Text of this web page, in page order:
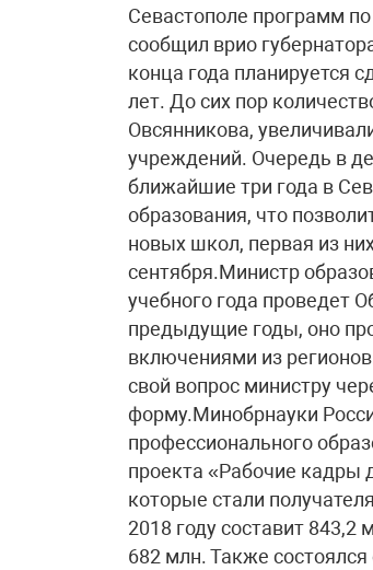
Севастополе программ
сообщил врио
конца года планируется
лет. До сих пор
Овсянникова,
учреждений. Очередь в
ближайшие три года в
образования, что
новых школ, первая из
сентября.Министр
учебного года проведет
предыдущие годы, оно
включениями из
свой вопрос министру
форму.Минобрнауки
профессионального
проекта «Рабочие кадры
которые стали
2018 году составит
682 млн. Также